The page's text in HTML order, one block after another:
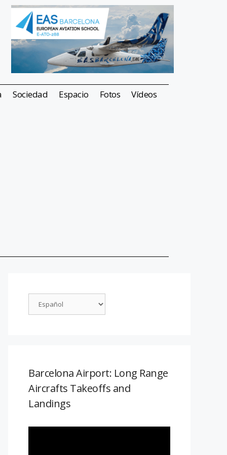
Sociedad Espacio Fotos Vídeos
Barcelona Airport: Long Range
Aircrafts Takeoffs and
Landings